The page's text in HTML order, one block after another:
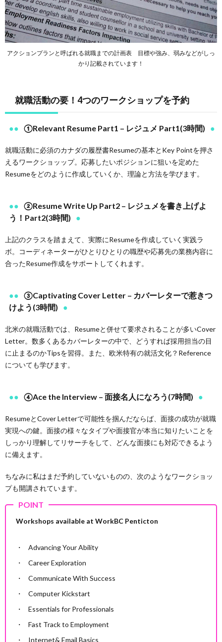
アクションプランと呼ばれる就職までの計画表 目標や強み、弱みなどがしっ
かり記載されています！
就職活動の要！4つのワークショップを予約
①Relevant Resume Part1 – レジュメ Part1(3時間)
就職活動に必須のカナダの履歴書Resumeの基本とKey Pointを押さ
えるワークショッップ。応募したいポジションに狙いを定めた
Resumeをどのように作成していくか、理論と方法を学びます。
②Resume Write Up Part2 – レジュメを書き上げよ
う！Part2(3時間)
上記のクラスを踏まえて、実際にResumeを作成していく実践ラ
ボ。コーディネーターがひとりひとりの職歴や応募先の業務内容に
合ったResume作成をサポートしてくれます。
③Captivating Cover Letter – カバーレターで惹きつ
けよう(3時間)
北米の就職活動では、Resumeと併せて要求されることが多いCover
Letter。数多くあるカバーレターの中で、どうすれば採用担当の目
に止まるのかTipsを習得。また、欧米特有の就活文化？Reference
についても学びます。
④Ace the Interview – 面接名人になろう(7時間)
ResumeとCover Letterで可能性を掴んだならば、面接の成功が就職
実現への鍵。面接の様々なタイプや面接官が本当に知りたいことを
しっかり理解してリサーチをして、どんな面接にも対応できるよう
に備えます。
ちなみに私はまだ予約していないものの、次のようなワークショッ
プも開講されています。
Workshops available at WorkBC Penticton
Advancing Your Ability
Career Exploration
Communicate With Success
Computer Kickstart
Essentials for Professionals
Fast Track to Employment
Internet& Email Basics